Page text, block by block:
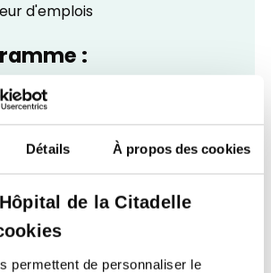
Détails À propos des cookies
de la Citadelle
permettent de personnaliser le
d'emplois
:
dans l'univers hospitalier
des professionnels
à des ateliers pratiques
sur les métiers des soins,
etc.
pour voir, apprendre